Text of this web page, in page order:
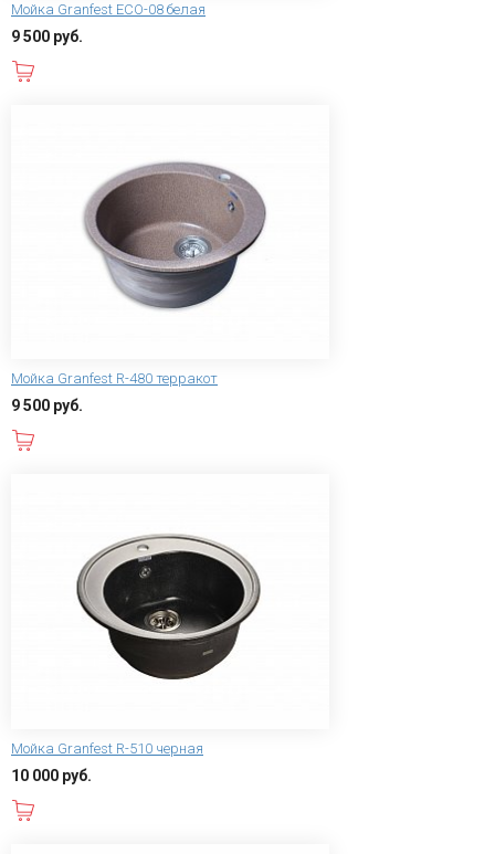
Мойка Granfest ECO-08 белая
9 500 руб.
Мойка Granfest R-480 терракот
9 500 руб.
Мойка Granfest R-510 черная
10 000 руб.